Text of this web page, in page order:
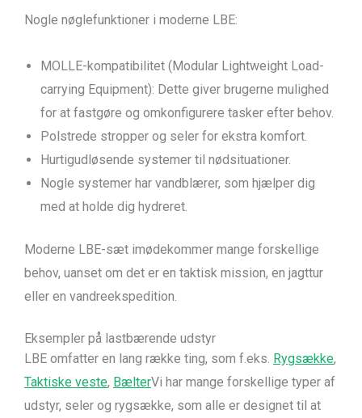
Nogle nøglefunktioner i moderne LBE:
MOLLE-kompatibilitet (Modular Lightweight Load-
carrying Equipment): Dette giver brugerne mulighed
for at fastgøre og omkonfigurere tasker efter behov.
Polstrede stropper og seler for ekstra komfort.
Hurtigudløsende systemer til nødsituationer.
Nogle systemer har vandblærer, som hjælper dig
med at holde dig hydreret.
Moderne LBE-sæt imødekommer mange forskellige
behov, uanset om det er en taktisk mission, en jagttur
eller en vandreekspedition.
Eksempler på lastbærende udstyr
LBE omfatter en lang række ting, som f.eks. Rygsække,
Taktiske veste, BælterVi har mange forskellige typer af
udstyr, seler og rygsække, som alle er designet til at